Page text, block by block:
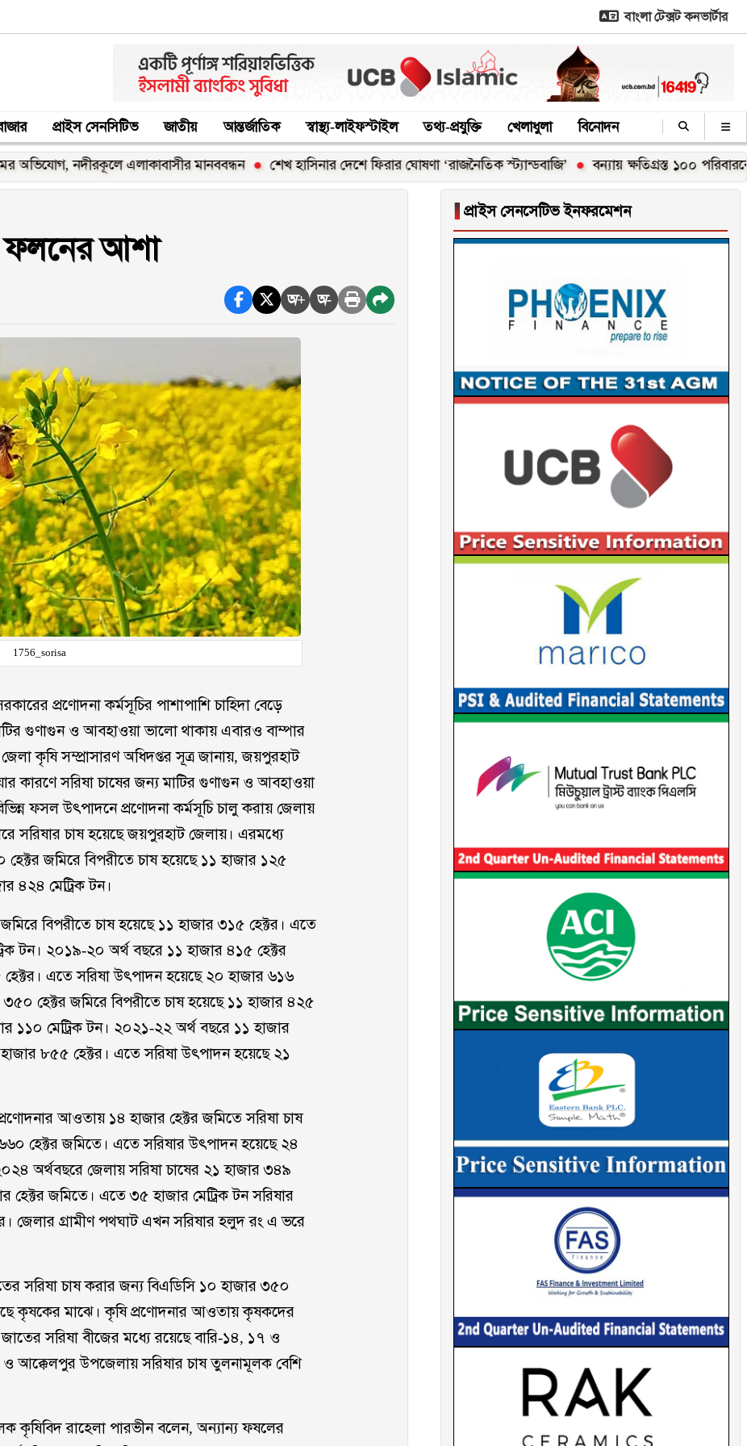
বাংলা টেক্সট কনভার্টার
প্রাইস সেনসিটিভ জাতীয় আন্তর্জাতিক স্বাস্থ্য-লাইফস্টাইল তথ্য-প্রযুক্তি খেলাধুলা বিনোদন
নদীরকূলে এলাকাবাসীর মানববন্ধন শেখ হাসিনার দেশে ফিরার ঘোষণা ‘রাজনৈতিক স্ট্যান্ডবাজি’ বন্যায় ক্ষতিগ্রস্ত ১০০ পরিবারকে নতুন ঘর
ফলনের আশা
অ+ অ-
1756_sorisa
প্রণোদনা কর্মসূচির পাশাপাশি চাহিদা বেড়ে
গুণাগুন ও আবহাওয়া ভালো থাকায় এবারও বাম্পার
কৃষি সম্প্রাসারণ অধিদপ্তর সূত্র জানায়, জয়পুরহাট
কারণে সরিষা চাষের জন্য মাটির গুণাগুন ও আবহাওয়া
ফসল উৎপাদনে প্রণোদনা কর্মসূচি চালু করায় জেলায়
সরিষার চাষ হয়েছে জয়পুরহাট জেলায়। এরমধ্যে
জমিরে বিপরীতে চাষ হয়েছে ১১ হাজার ১২৫
৪২৪ মেট্রিক টন।
বিপরীতে চাষ হয়েছে ১১ হাজার ৩১৫ হেক্টর। এতে
টন। ২০১৯-২০ অর্থ বছরে ১১ হাজার ৪১৫ হেক্টর
এতে সরিষা উৎপাদন হয়েছে ২০ হাজার ৬১৬
হেক্টর জমিরে বিপরীতে চাষ হয়েছে ১১ হাজার ৪২৫
১১০ মেট্রিক টন। ২০২১-২২ অর্থ বছরে ১১ হাজার
৮৫৫ হেক্টর। এতে সরিষা উৎপাদন হয়েছে ২১
আওতায় ১৪ হাজার হেক্টর জমিতে সরিষা চাষ
৬৬০ হেক্টর জমিতে। এতে সরিষার উৎপাদন হয়েছে ২৪
অর্থবছরে জেলায় সরিষা চাষের ২১ হাজার ৩৪৯
হেক্টর জমিতে। এতে ৩৫ হাজার মেট্রিক টন সরিষার
জেলার গ্রামীণ পথঘাট এখন সরিষার হলুদ রং এ ভরে
সরিষা চাষ করার জন্য বিএডিসি ১০ হাজার ৩৫০
কৃষকের মাঝে। কৃষি প্রণোদনার আওতায় কৃষকদের
সরিষা বীজের মধ্যে রয়েছে বারি-১৪, ১৭ ও
আক্কেলপুর উপজেলায় সরিষার চাষ তুলনামূলক বেশি
কৃষিবিদ রাহেলা পারভীন বলেন, অন্যান্য ফষলের
▐ প্রাইস সেনসেটিভ ইনফরমেশন